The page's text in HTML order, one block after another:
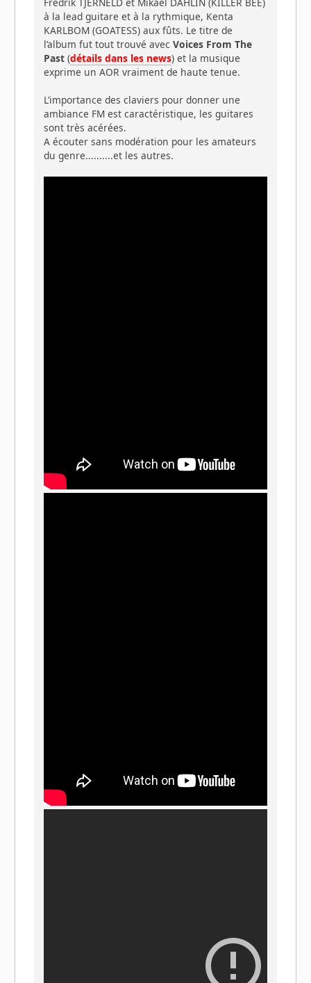
à la lead guitare et à la rythmique, Kenta
KARLBOM (GOATESS) aux fûts. Le titre de
l’album fut tout trouvé avec Voices From The
Past (détails dans les news) et la musique
exprime un AOR vraiment de haute tenue.
L’importance des claviers pour donner une
ambiance FM est caractéristique, les guitares
sont très acérées.
A écouter sans modération pour les amateurs
du genre..........et les autres.